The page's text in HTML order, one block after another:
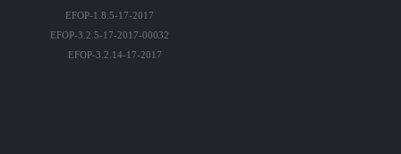
EFOP-1.8.5-17-2017
EFOP-3.2.5-17-2017-00032
EFOP-3.2.14-17-2017